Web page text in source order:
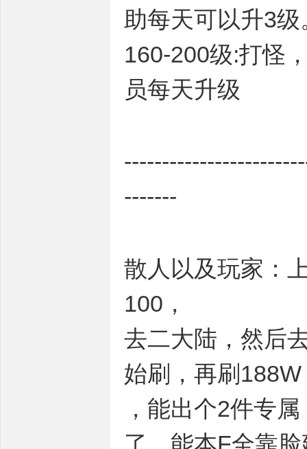
助每天可以升3级
160-200级:打怪
员每天升级
-------
散人以及玩家：
100，
去二大陆，然后
始刷，再刷
，能出个2件专
了，能本F全靠